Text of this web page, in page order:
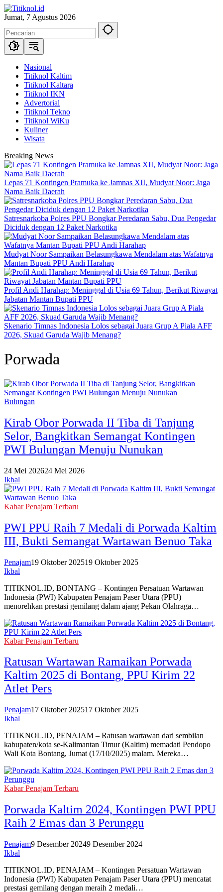
Langsung
ke
Jumat, 7 Agustus 2026
Nasional
Titiknol Kaltim
Titiknol Kaltara
Titiknol IKN
Advertorial
Titiknol Tekno
Titiknol WiKu
Kuliner
Wisata
Breaking News
Lepas 71 Kontingen Pramuka ke Jamnas XII, Mudyat Noor: Jaga
Nama Baik Daerah
Satresnarkoba Polres PPU Bongkar Peredaran Sabu, Dua Pengedar
Diciduk dengan 12 Paket Narkotika
Mudyat Noor Sampaikan Belasungkawa Mendalam atas Wafatnya
Mantan Bupati PPU Andi Harahap
Profil Andi Harahap: Meninggal di Usia 69 Tahun, Berikut Riwayat
Jabatan Mantan Bupati PPU
Skenario Timnas Indonesia Lolos sebagai Juara Grup A Piala AFF
2026, Skuad Garuda Wajib Menang?
Porwada
Bulungan
Kirab Obor Porwada II Tiba di Tanjung
Selor, Bangkitkan Semangat Kontingen
PWI Bulungan Menuju Nunukan
24 Mei 202624 Mei 2026
Ikbal
Kabar Penajam Terbaru
PWI PPU Raih 7 Medali di Porwada Kaltim
III, Bukti Semangat Wartawan Benuo Taka
Penajam19 Oktober 202519 Oktober 2025
Ikbal
TITIKNOL.ID, BONTANG – Kontingen Persatuan Wartawan
Indonesia (PWI) Kabupaten Penajam Paser Utara (PPU)
menorehkan prestasi gemilang dalam ajang Pekan Olahraga…
Kabar Penajam Terbaru
Ratusan Wartawan Ramaikan Porwada
Kaltim 2025 di Bontang, PPU Kirim 22
Atlet Pers
Penajam17 Oktober 202517 Oktober 2025
Ikbal
TITIKNOL.ID, PENAJAM – Ratusan wartawan dari sembilan
kabupaten/kota se-Kalimantan Timur (Kaltim) memadati Pendopo
Wali Kota Bontang, Jumat (17/10/2025) malam. Mereka…
Kabar Penajam Terbaru
Porwada Kaltim 2024, Kontingen PWI PPU
Raih 2 Emas dan 3 Perunggu
Penajam9 Desember 20249 Desember 2024
Ikbal
TITIKNOL.ID, PENAJAM – Kontingen Persatuan Wartawan
Indonesia (PWI) Kabupaten Penajam Paser Utara (PPU) mencatat
prestasi gemilang dengan meraih 2 medali…